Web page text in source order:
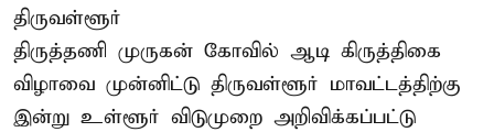
திருவள்ளூர்
திருத்தணி முருகன் கோவில் ஆடி கிருத்திகை
விழாவை முன்னிட்டு திருவள்ளூர் மாவட்டத்திற்கு
இன்று உள்ளூர் விடுமுறை அறிவிக்கப்பட்டு